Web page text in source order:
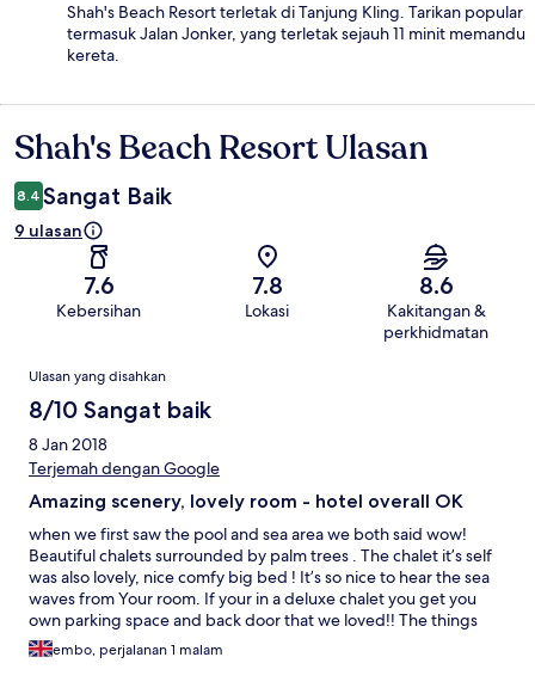
Shah's Beach Resort terletak di Tanjung Kling. Tarikan popular
termasuk Jalan Jonker, yang terletak sejauh 11 minit memandu
kereta.
Ulasan
Shah's Beach Resort Ulasan
8.4 Sangat Baik
9 ulasan
7.6
Kebersihan
7.8
Lokasi
8.6
Kakitangan &
perkhidmatan
Ulasan
Ulasan yang disahkan
8/10 Sangat baik
8 Jan 2018
Terjemah dengan Google
Amazing scenery, lovely room - hotel overall OK
when we first saw the pool and sea area we both said wow!
Beautiful chalets surrounded by palm trees . The chalet it’s self
was also lovely, nice comfy big bed ! It’s so nice to hear the sea
waves from Your room. If your in a deluxe chalet you get you
own parking space and back door that we loved!! The things
that let the hotel Down: No bar, couldn’t even buy a bottle of
water had to go to the shop down the road. Breakfast was not
embo, perjalanan 1 malam